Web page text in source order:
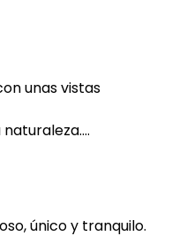
unas vistas
único y tranquilo.